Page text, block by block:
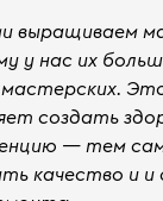
выращиваем
у нас их
мастерских.
создать
— тем
качество и и